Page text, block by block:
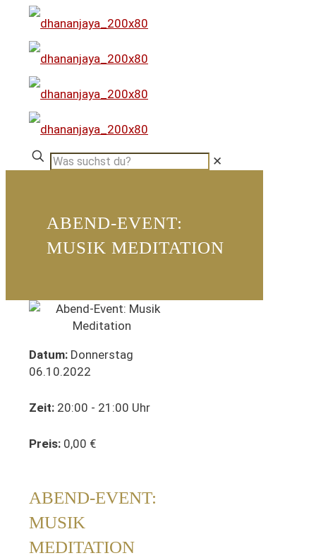
✕
ABEND-EVENT:
MUSIK MEDITATION
Datum: Donnerstag
06.10.2022
Zeit: 20:00 - 21:00 Uhr
Preis: 0,00 €
ABEND-EVENT:
MUSIK
MEDITATION